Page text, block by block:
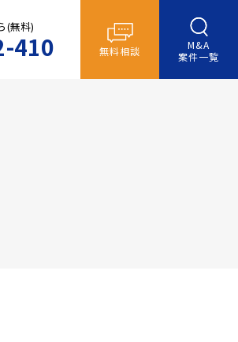
(無料)
410 無料相談
M&A
案件一覧